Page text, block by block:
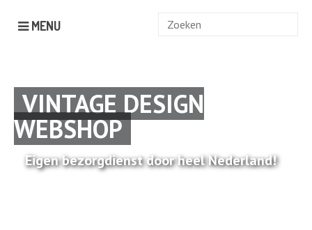
MENU
Zoek
VINTAGE DESIGN
WEBSHOP
Eigen bezorgdienst door heel Nederland!